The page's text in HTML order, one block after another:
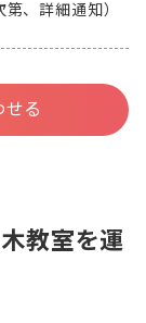
、詳細通知）
る
教室を運